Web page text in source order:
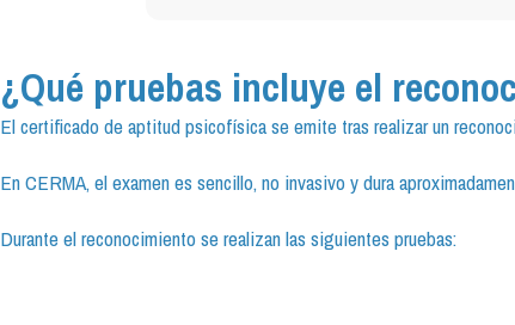
¿Qué pruebas incluye el
El certificado de aptitud psicofísica se emite tras realizar un
En CERMA, el examen es sencillo, no invasivo y dura
Durante el reconocimiento se realizan las siguientes pruebas: